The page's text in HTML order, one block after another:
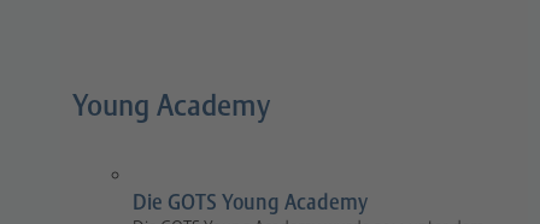
Young Academy
Die GOTS Young Academy